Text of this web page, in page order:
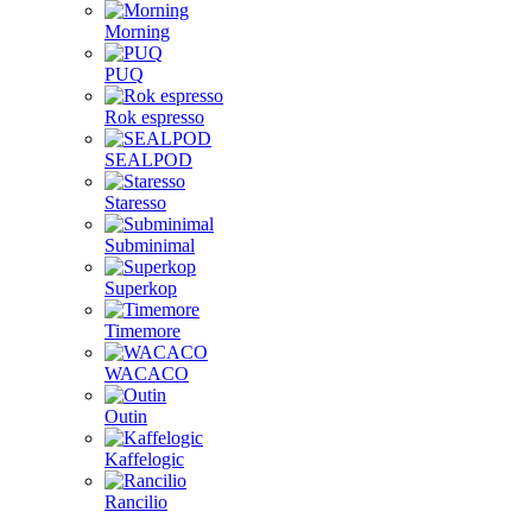
Morning
PUQ
Rok espresso
SEALPOD
Staresso
Subminimal
Superkop
Timemore
WACACO
Outin
Kaffelogic
Rancilio